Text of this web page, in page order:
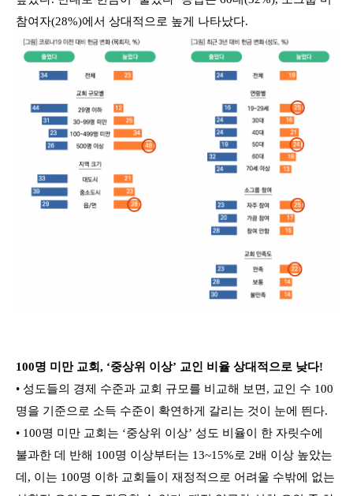
참여자(28%)에서 상대적으로 높게 나타났다.
100명 미만 교회, ‘중상위 이상’ 교인 비율 상대적으로 낮다!
• 성도들의 경제 수준과 교회 규모를 비교해 보면, 교인 수 100
명을 기준으로 소득 수준이 확연하게 갈리는 것이 눈에 띈다.
• 100명 미만 교회는 ‘중상위 이상’ 성도 비율이 한 자릿수에
불과한 데 반해 100명 이상부터는 13~15%로 2배 이상 높았는
데, 이는 100명 이하 교회들이 재정적으로 어려울 수밖에 없는